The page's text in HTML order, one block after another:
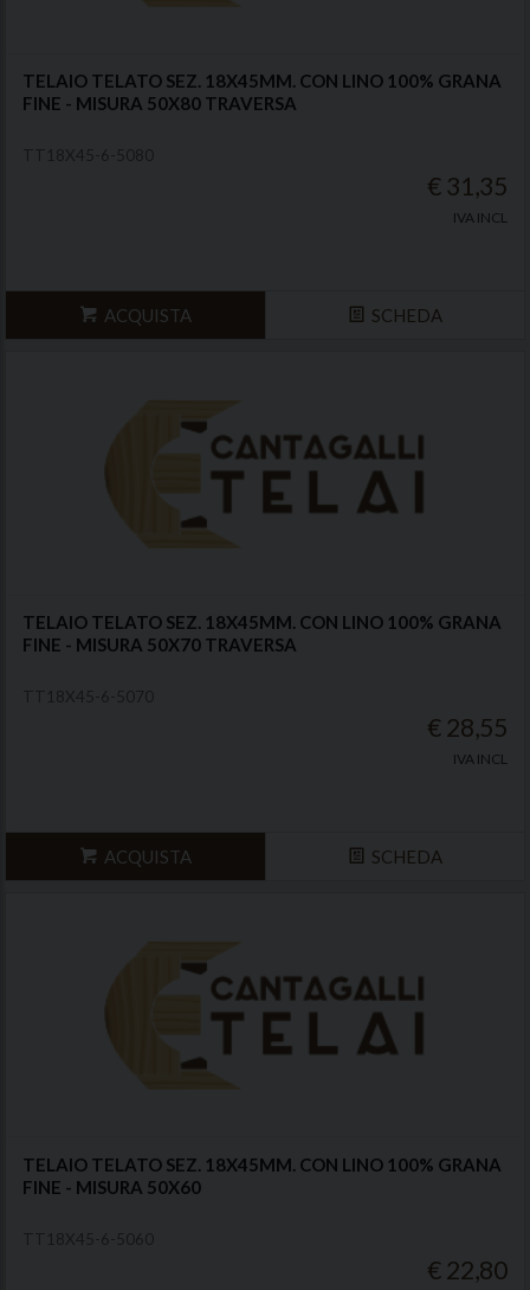
TELAIO TELATO SEZ. 18X45MM. CON LINO 100% GRANA
FINE - MISURA 50X80 TRAVERSA
€ 31,35
IVA INCL
ACQUISTA SCHEDA
TELAIO TELATO SEZ. 18X45MM. CON LINO 100% GRANA
FINE - MISURA 50X70 TRAVERSA
€ 28,55
IVA INCL
ACQUISTA SCHEDA
TELAIO TELATO SEZ. 18X45MM. CON LINO 100% GRANA
FINE - MISURA 50X60
€ 22,80